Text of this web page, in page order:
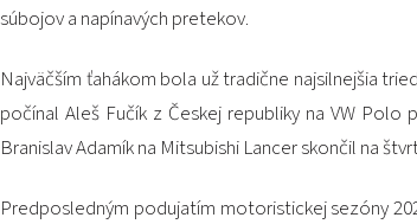
súbojov a napínavých pretekov.
Najväčším ťahákom bola už tradične najsilnejšia
počínal Aleš Fučík z Českej republiky na VW
Branislav Adamík na Mitsubishi Lancer skončil na
Predposledným podujatím motoristickej sezóny